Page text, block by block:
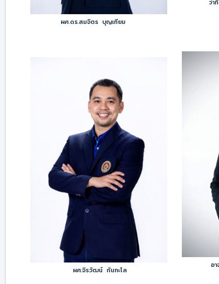
ผศ.ดร.สมจิตร บุญเทียม
ว่า
ผศ.จิรวัฒน์ กันทะโล
อ